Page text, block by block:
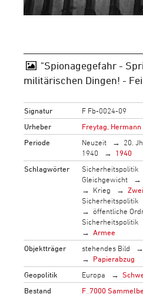
"Spionagegefahr -
militärischen Dingen! -
Signatur
F Fb-0024-09
Urheber
Freytag, Hermann
Periode
Neuzeit 20. Jh.
1940
1940
Schlagwörter
Sicherheitspolitik
Gleichgewicht
Krieg
Sicherheitspolitik
öffentliche
Sicherheitspolitik
Armee
Objektträger
stehendes Bild
Papierabzug
Geopolitik
Europa
Bestand
F_7000